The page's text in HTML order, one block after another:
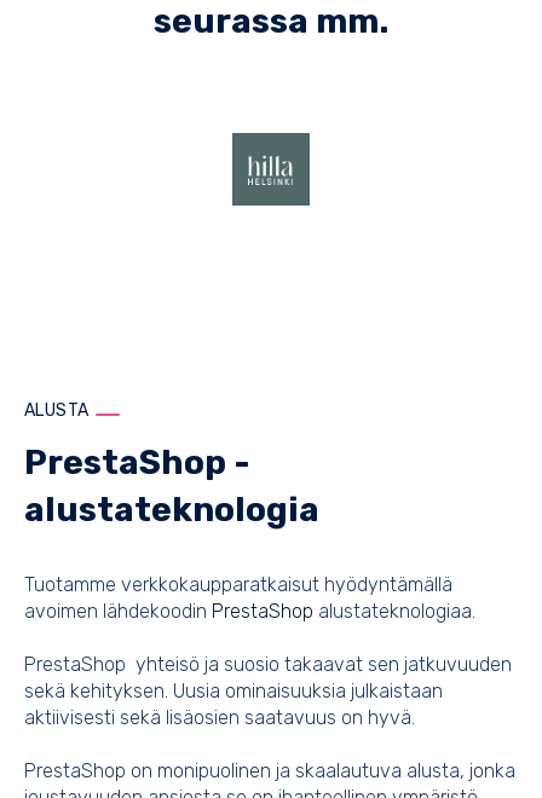
seurassa mm.
ALUSTA
PrestaShop -
alustateknologia
Tuotamme verkkokaupparatkaisut hyödyntämällä
avoimen lähdekoodin PrestaShop alustateknologiaa.
PrestaShop yhteisö ja suosio takaavat sen jatkuvuuden
sekä kehityksen. Uusia ominaisuuksia julkaistaan
aktiivisesti sekä lisäosien saatavuus on hyvä.
PrestaShop on monipuolinen ja skaalautuva alusta, jonka